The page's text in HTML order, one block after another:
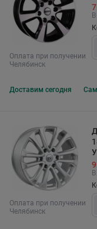
Оплата при получении
Челябинск
Доставим сегодня
Оплата при получении
Челябинск